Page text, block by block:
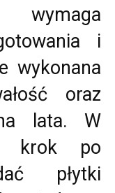
i
wykonana
oraz
lata. W
krok po
płytki